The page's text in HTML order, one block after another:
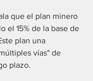
que el plan minero
el 15% de la base de
plan una
vías" de
plazo.